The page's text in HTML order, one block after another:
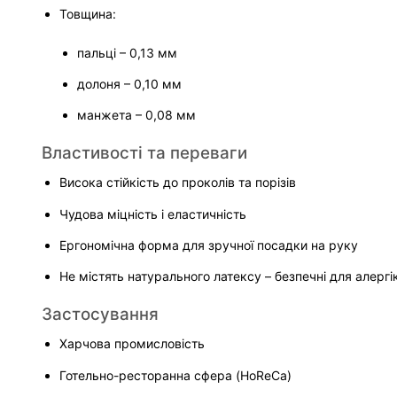
Товщина:
пальці – 0,13 мм
долоня – 0,10 мм
манжета – 0,08 мм
Властивості та переваги
Висока стійкість до проколів та порізів
Чудова міцність і еластичність
Ергономічна форма для зручної посадки на руку
Не містять натурального латексу – безпечні для
Застосування
Харчова промисловість
Готельно-ресторанна сфера (HoReCa)